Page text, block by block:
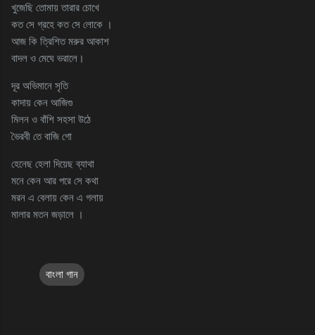
খুজেছি তোমায় তারার চোখে
কত সে গ্রহে কত সে লোকে ।
আজ কি ত্রিশিত মরুর আকাশ
বাদল ও মেঘে ভরালে।
দূর অভিমানে সৃতি
কাদায় কেন আজিগু
মিলন ও বাঁশি সহসা উঠে
ভৈরবী তে বাজি গো
হেনেছ হেলা দিয়েছ ব্যাথা
মনে কেন আর পরে সে কথা
মরন এ বেলায় কেন এ গলায়
মালার মতন জড়ালে ।
বাংলা গান